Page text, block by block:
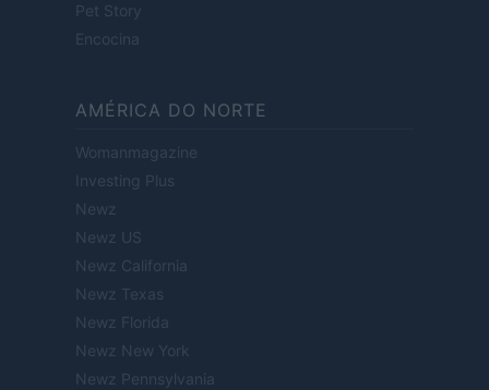
Pet Story
Encocina
AMÉRICA DO NORTE
Womanmagazine
Investing Plus
Newz
Newz US
Newz California
Newz Texas
Newz Florida
Newz New York
Newz Pennsylvania